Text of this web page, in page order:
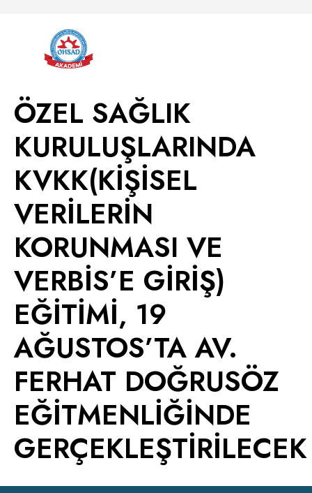
ÖZEL SAĞLIK
KURULUŞLARINDA
KVKK(KİŞİSEL
VERİLERİN
KORUNMASI VE
VERBİS’E GİRİŞ)
EĞİTİMİ, 19
AĞUSTOS’TA AV.
FERHAT DOĞRUSÖZ
EĞİTMENLİĞİNDE
GERÇEKLEŞTİRİLECEK